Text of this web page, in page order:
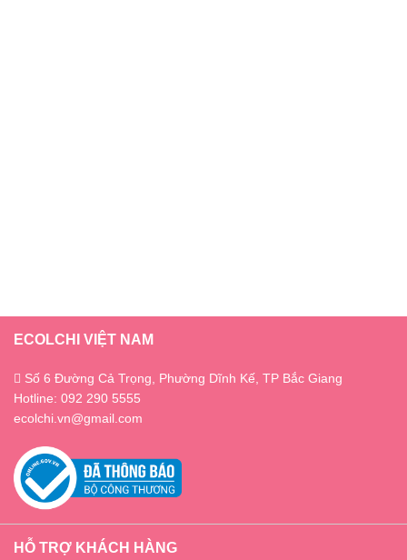
ECOLCHI VIỆT NAM
Số 6 Đường Cả Trọng, Phường Dĩnh Kế, TP Bắc Giang
Hotline: 092 290 5555
ecolchi.vn@gmail.com
HỖ TRỢ KHÁCH HÀNG